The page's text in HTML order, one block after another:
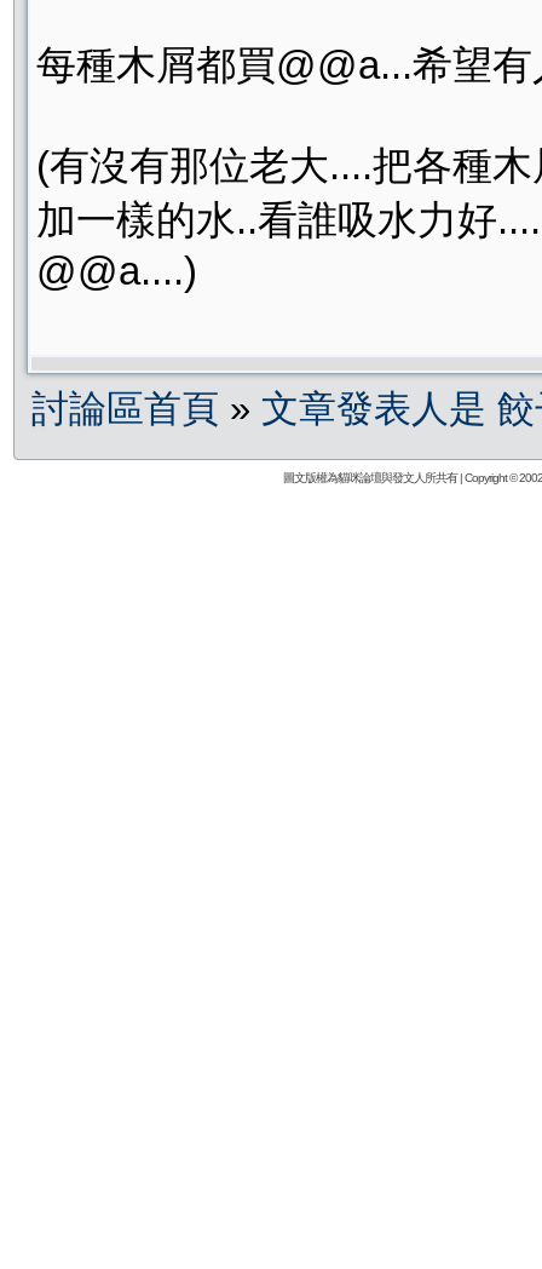
每種木屑都買@@a...希望
(有沒有那位老大....把各種
加一樣的水..看誰吸水力好
@@a....)
討論區首頁 » 文章發表人是
圖文版權為貓咪論壇與發文人所共有 | Copyright ©